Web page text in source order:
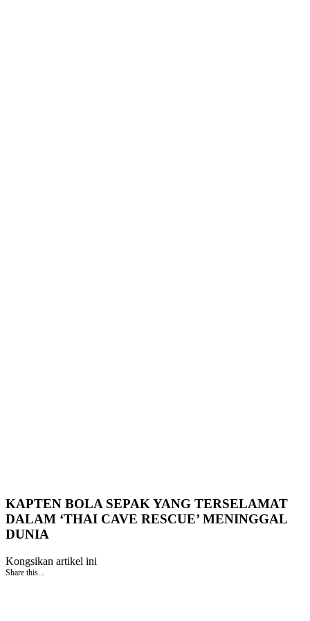
KAPTEN BOLA SEPAK YANG TERSELAMAT
DALAM ‘THAI CAVE RESCUE’ MENINGGAL
DUNIA
Kongsikan artikel ini
Share this...